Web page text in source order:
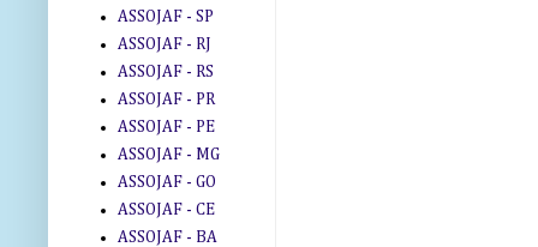
ASSOJAF - SP
ASSOJAF - RJ
ASSOJAF - RS
ASSOJAF - PR
ASSOJAF - PE
ASSOJAF - MG
ASSOJAF - GO
ASSOJAF - CE
ASSOJAF - BA